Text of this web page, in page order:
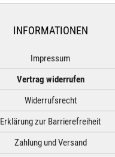
INFORMATIONEN
Impressum
Vertrag widerrufen
Widerrufsrecht
Erklärung zur Barrierefreiheit
Zahlung und Versand